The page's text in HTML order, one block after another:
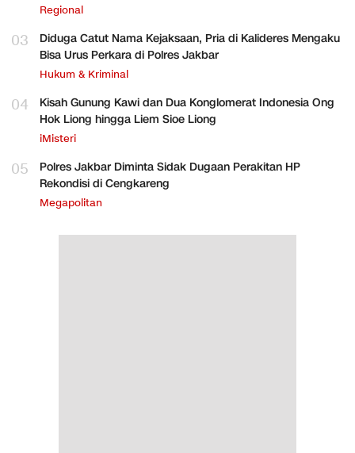
Regional
03
Diduga Catut Nama Kejaksaan, Pria di Kalideres Mengaku
Bisa Urus Perkara di Polres Jakbar
Hukum & Kriminal
04
Kisah Gunung Kawi dan Dua Konglomerat Indonesia Ong
Hok Liong hingga Liem Sioe Liong
iMisteri
05
Polres Jakbar Diminta Sidak Dugaan Perakitan HP
Rekondisi di Cengkareng
Megapolitan